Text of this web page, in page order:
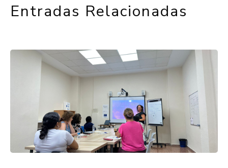
Entradas Relacionadas